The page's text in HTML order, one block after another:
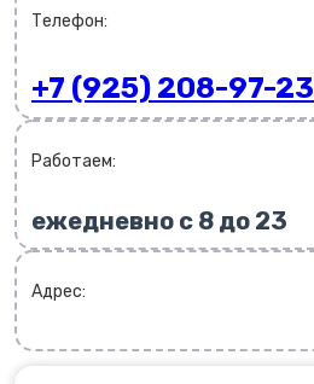
Телефон:
+7 (925) 208-97-23
Работаем:
ежедневно с 8 до 23
Адрес: